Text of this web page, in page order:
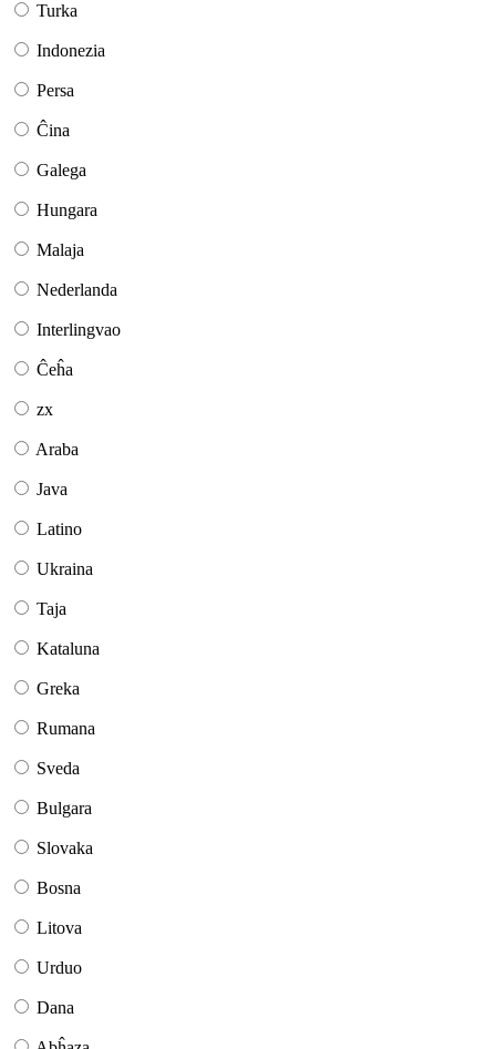
Turka
Indonezia
Persa
Ĉina
Galega
Hungara
Malaja
Nederlanda
Interlingvao
Ĉeĥa
zx
Araba
Java
Latino
Ukraina
Taja
Kataluna
Greka
Rumana
Sveda
Bulgara
Slovaka
Bosna
Litova
Urduo
Dana